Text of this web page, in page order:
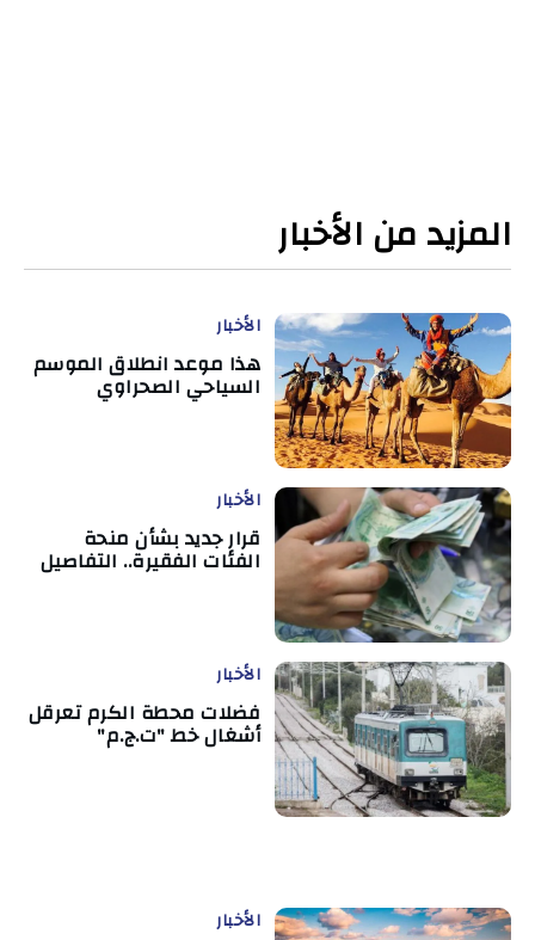
المزيد من الأخبار
الأخبار
هذا موعد انطلاق الموسم
السياحي الصحراوي
الأخبار
قرار جديد بشأن منحة
الفئات الفقيرة.. التفاصيل
الأخبار
فضلات محطة الكرم تعرقل
أشغال خط "ت.ج.م"
الأخبار